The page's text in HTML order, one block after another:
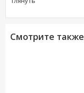
Смотрите также